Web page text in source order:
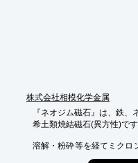
株式会社相模化学金属
『ネオジム磁石』は、鉄
希土類焼結磁石(異方性)です
溶解・粉砕等を経てミクロ